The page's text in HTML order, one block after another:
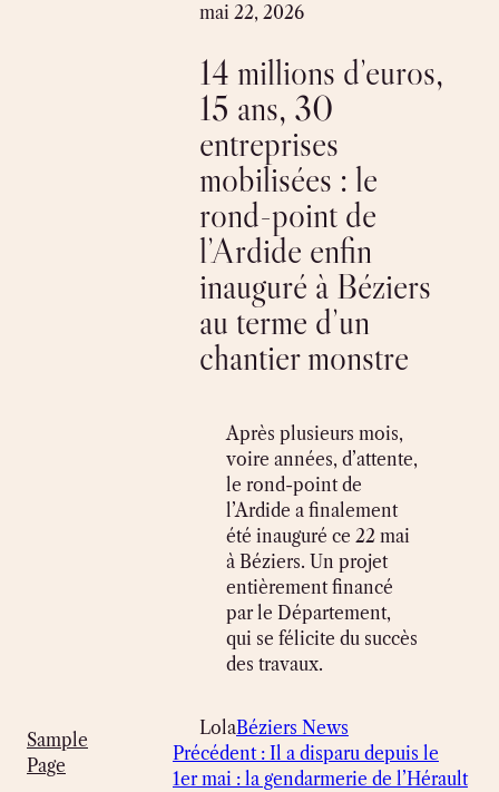
Sample
Page
mai 22, 2026
14 millions d’euros,
15 ans, 30
entreprises
mobilisées : le
rond-point de
l’Ardide enfin
inauguré à Béziers
au terme d’un
chantier monstre
Après plusieurs mois,
voire années, d’attente,
le rond-point de
l’Ardide a finalement
été inauguré ce 22 mai
à Béziers. Un projet
entièrement financé
par le Département,
qui se félicite du succès
des travaux.
LolaBéziers News
Précédent : Il a disparu depuis le
1er mai : la gendarmerie de l’Hérault